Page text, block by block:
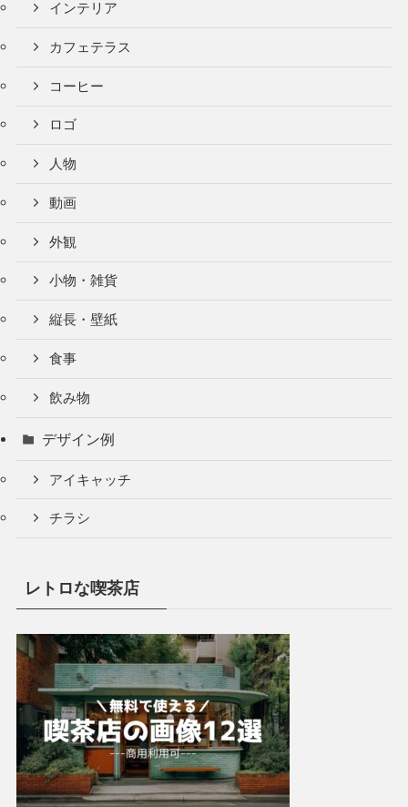
インテリア
カフェテラス
コーヒー
ロゴ
人物
動画
外観
小物・雑貨
縦長・壁紙
食事
飲み物
デザイン例
アイキャッチ
チラシ
レトロな喫茶店